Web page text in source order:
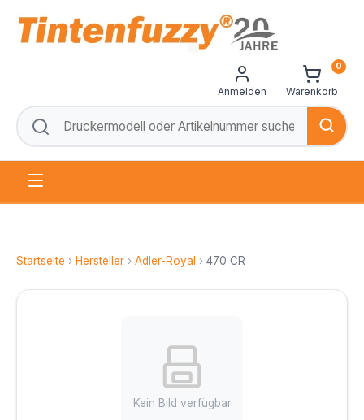
Anmelden Warenkorb
0
Startseite › Hersteller › Adler-Royal › 470 CR
Kein Bild verfügbar